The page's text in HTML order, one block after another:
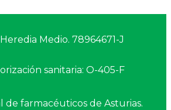
Medio. 78964671-J
sanitaria: O-405-F
de farmacéuticos de Asturias.